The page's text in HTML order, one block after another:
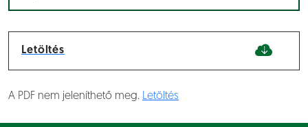
Letöltés
A PDF nem jeleníthető meg. Letöltés